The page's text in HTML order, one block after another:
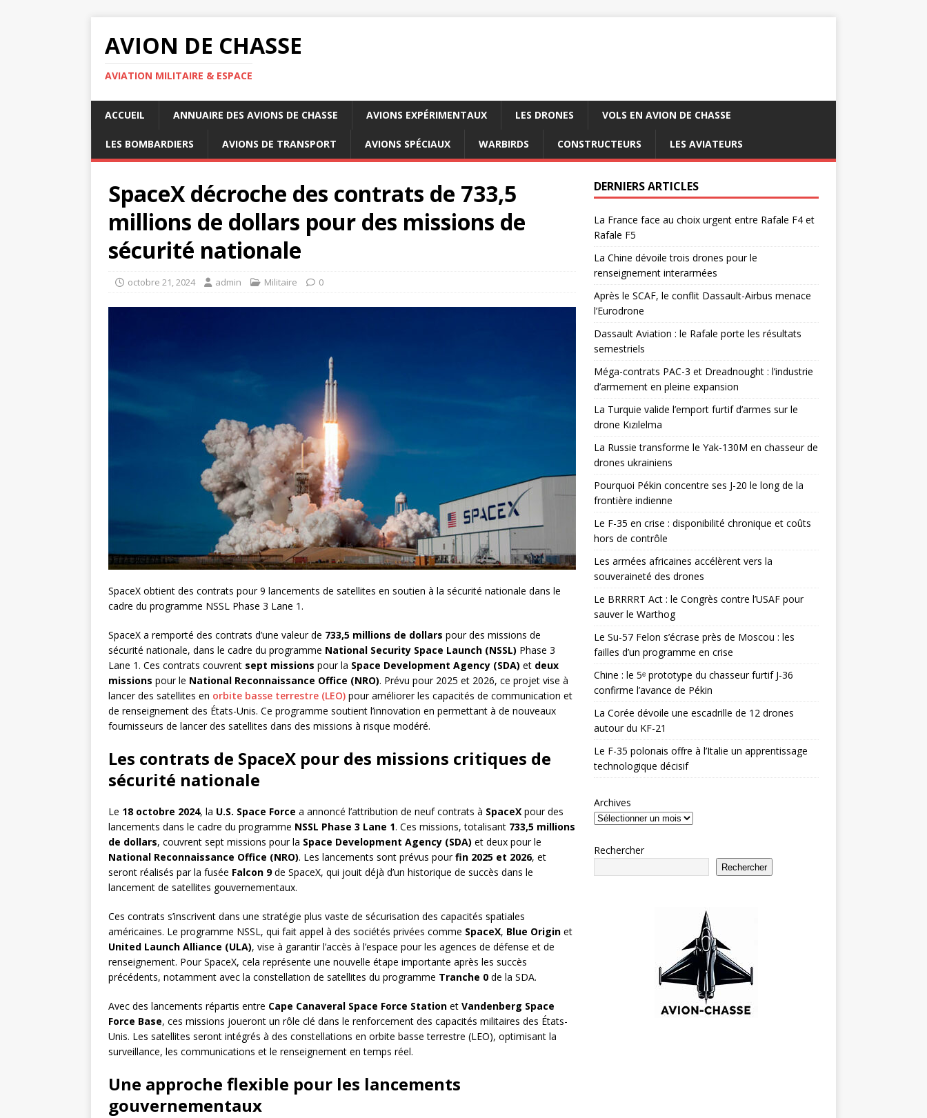
AVION DE CHASSE
AVIATION MILITAIRE & ESPACE
ACCUEIL ANNUAIRE DES AVIONS DE CHASSE AVIONS EXPÉRIMENTAUX LES DRONES VOLS EN AVION DE CHASSE
LES BOMBARDIERS AVIONS DE TRANSPORT AVIONS SPÉCIAUX WARBIRDS CONSTRUCTEURS LES AVIATEURS
SpaceX décroche des contrats de 733,5
millions de dollars pour des missions de
sécurité nationale
octobre 21, 2024 admin Militaire 0
SpaceX obtient des contrats pour 9 lancements de satellites en soutien à la sécurité nationale dans le
cadre du programme NSSL Phase 3 Lane 1.
SpaceX a remporté des contrats d’une valeur de 733,5 millions de dollars pour des missions de
sécurité nationale, dans le cadre du programme National Security Space Launch (NSSL) Phase 3
Lane 1. Ces contrats couvrent sept missions pour la Space Development Agency (SDA) et deux
missions pour le National Reconnaissance Office (NRO). Prévu pour 2025 et 2026, ce projet vise à
lancer des satellites en orbite basse terrestre (LEO) pour améliorer les capacités de communication et
de renseignement des États-Unis. Ce programme soutient l’innovation en permettant à de nouveaux
fournisseurs de lancer des satellites dans des missions à risque modéré.
Les contrats de SpaceX pour des missions critiques de
sécurité nationale
Le 18 octobre 2024, la U.S. Space Force a annoncé l’attribution de neuf contrats à SpaceX pour des
lancements dans le cadre du programme NSSL Phase 3 Lane 1. Ces missions, totalisant 733,5 millions
de dollars, couvrent sept missions pour la Space Development Agency (SDA) et deux pour le
National Reconnaissance Office (NRO). Les lancements sont prévus pourfin 2025 et 2026, et
seront réalisés par la fusée Falcon 9de SpaceX, qui jouit déjà d’un historique de succès dans le
lancement de satellites gouvernementaux.
Ces contrats s’inscrivent dans une stratégie plus vaste de sécurisation des capacités spatiales
américaines. Le programme NSSL, qui fait appel à des sociétés privées comme SpaceX, Blue Origin et
United Launch Alliance (ULA), vise à garantir l’accès à l’espace pour les agences de défense et de
renseignement. Pour SpaceX, cela représente une nouvelle étape importante après les succès
précédents, notamment avec la constellation de satellites du programme Tranche 0 de la SDA.
Avec des lancements répartis entre Cape Canaveral Space Force Station et Vandenberg Space
Force Base, ces missions joueront un rôle clé dans le renforcement des capacités militaires des États-
Unis. Les satellites seront intégrés à des constellations en orbite basse terrestre (LEO), optimisant la
surveillance, les communications et le renseignement en temps réel.
Une approche flexible pour les lancements
gouvernementaux
DERNIERS ARTICLES
La France face au choix urgent entre Rafale F4 et
Rafale F5
La Chine dévoile trois drones pour le
renseignement interarmées
Après le SCAF, le conflit Dassault-Airbus menace
l’Eurodrone
Dassault Aviation : le Rafale porte les résultats
semestriels
Méga-contrats PAC-3 et Dreadnought : l’industrie
d’armement en pleine expansion
La Turquie valide l’emport furtif d’armes sur le
drone Kızılelma
La Russie transforme le Yak-130M en chasseur de
drones ukrainiens
Pourquoi Pékin concentre ses J-20 le long de la
frontière indienne
Le F-35 en crise : disponibilité chronique et coûts
hors de contrôle
Les armées africaines accélèrent vers la
souveraineté des drones
Le BRRRRT Act : le Congrès contre l’USAF pour
sauver le Warthog
Le Su-57 Felon s’écrase près de Moscou : les
failles d’un programme en crise
Chine : le 5ᵉ prototype du chasseur furtif J-36
confirme l’avance de Pékin
La Corée dévoile une escadrille de 12 drones
autour du KF-21
Le F-35 polonais offre à l’Italie un apprentissage
technologique décisif
Archives
Rechercher
Rechercher